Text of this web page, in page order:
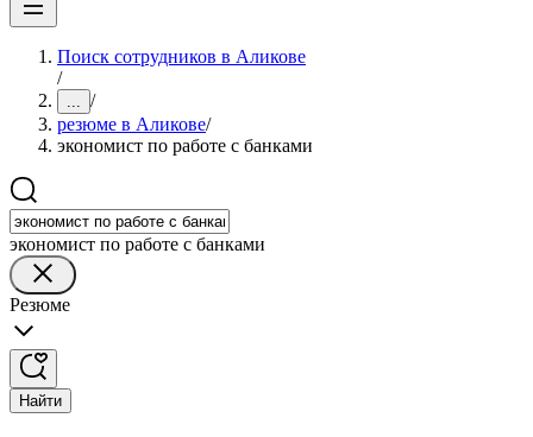
Поиск сотрудников в Аликове
/
... /
резюме в Аликове/
экономист по работе с банками
экономист по работе с банками
Резюме
Найти